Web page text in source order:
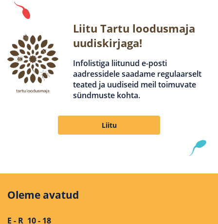
Liitu Tartu loodusmaja
uudiskirjaga!
Infolistiga liitunud e-posti
aadressidele saadame regulaarselt
teated ja uudiseid meil toimuvate
sündmuste kohta.
Liitu
Oleme avatud
E - R 10 - 18